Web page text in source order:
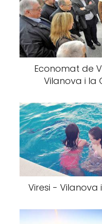
Economat de
Vilanova i la
Viresi - Vilanova